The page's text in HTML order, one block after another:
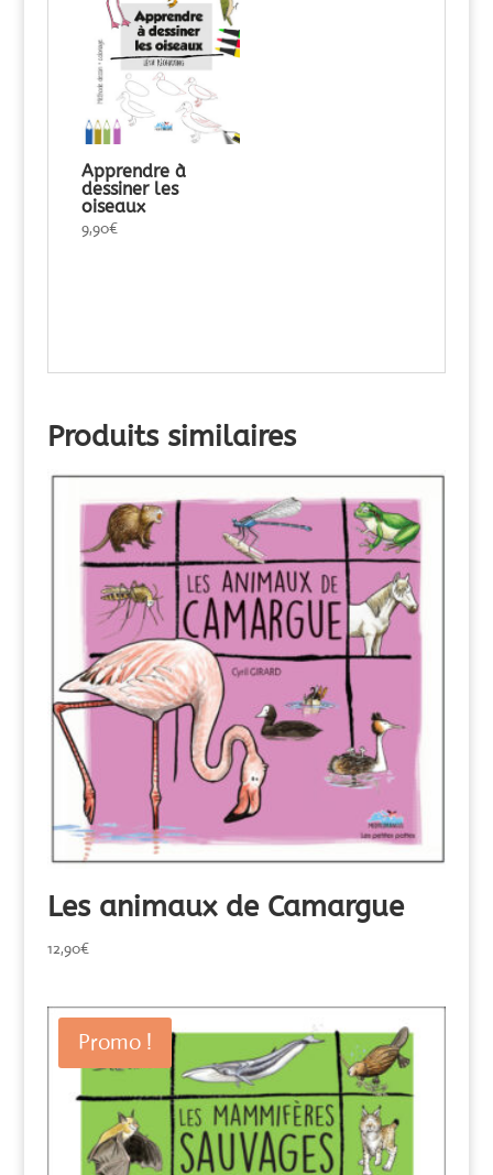
Apprendre à
dessiner les
oiseaux
9,90€
Produits similaires
Les animaux de Camargue
12,90€
Promo !